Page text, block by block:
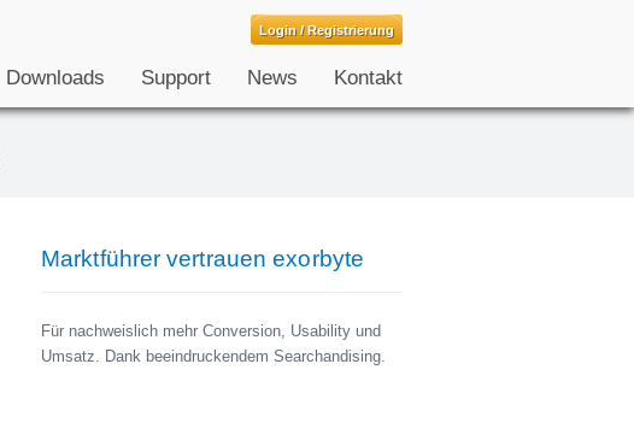
Login / Registrierung
Downloads Support News Kontakt
Marktführer vertrauen exorbyte
Für nachweislich mehr Conversion, Usability und
Umsatz. Dank beeindruckendem Searchandising.